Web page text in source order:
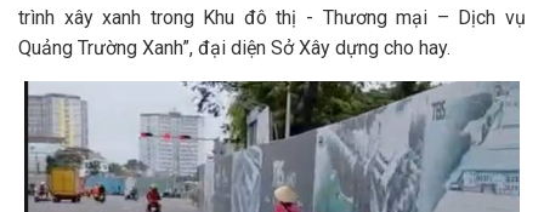
trình xây xanh trong Khu đô thị - Thương mại – Dịch vụ
Quảng Trường Xanh”, đại diện Sở Xây dựng cho hay.